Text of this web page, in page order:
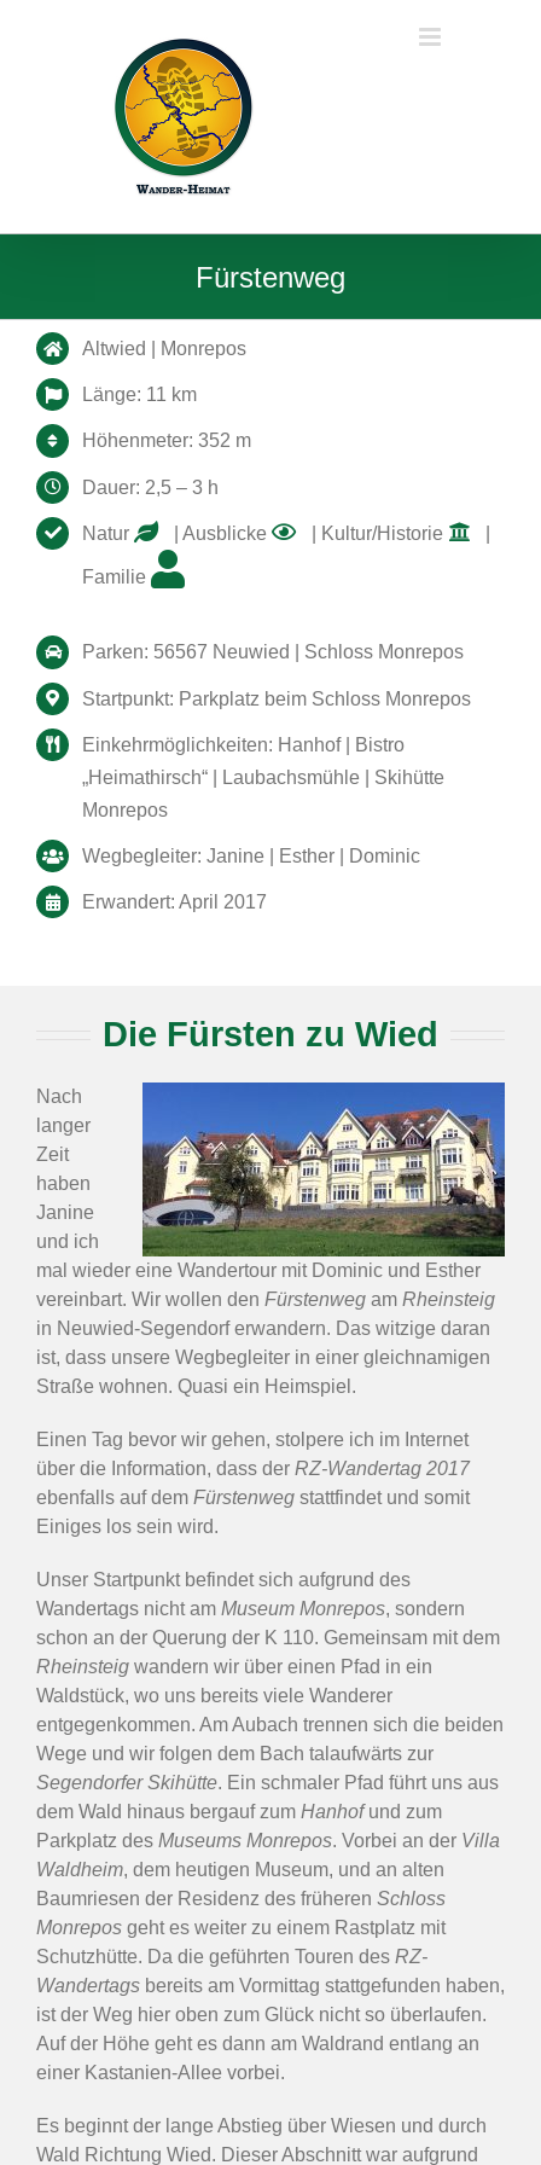
Fürstenweg
Altwied | Monrepos
Länge: 11 km
Höhenmeter: 352 m
Dauer: 2,5 – 3 h
Natur | Ausblicke | Kultur/Historie
Familie
Parken: 56567 Neuwied | Schloss Monrepos
Startpunkt: Parkplatz beim Schloss Monrepos
Einkehrmöglichkeiten: Hanhof | Bistro
„Heimathirsch“ | Laubachsmühle | Skihütte
Monrepos
Wegbegleiter: Janine | Esther | Dominic
Erwandert: April 2017
Die Fürsten zu Wied
Nach
langer
Zeit
haben
Janine
und ich
mal wieder eine Wandertour mit Dominic und Esther
vereinbart. Wir wollen den Fürstenweg am Rheinsteig
in Neuwied-Segendorf erwandern. Das witzige daran
ist, dass unsere Wegbegleiter in einer gleichnamigen
Straße wohnen. Quasi ein Heimspiel.
Einen Tag bevor wir gehen, stolpere ich im Internet
über die Information, dass der RZ-Wandertag 2017
ebenfalls auf dem Fürstenweg stattfindet und somit
Einiges los sein wird.
Unser Startpunkt befindet sich aufgrund des
Wandertags nicht am Museum Monrepos, sondern
schon an der Querung der K 110. Gemeinsam mit dem
Rheinsteig wandern wir über einen Pfad in ein
Waldstück, wo uns bereits viele Wanderer
entgegenkommen. Am Aubach trennen sich die beiden
Wege und wir folgen dem Bach talaufwärts zur
Segendorfer Skihütte. Ein schmaler Pfad führt uns aus
dem Wald hinaus bergauf zum Hanhofund zum
Parkplatz des Museums Monrepos. Vorbei an der Villa
Waldheim, dem heutigen Museum, und an alten
Baumriesen der Residenz des früheren Schloss
Monrepos geht es weiter zu einem Rastplatz mit
Schutzhütte. Da die geführten Touren des RZ-
Wandertags bereits am Vormittag stattgefunden haben,
ist der Weg hier oben zum Glück nicht so überlaufen.
Auf der Höhe geht es dann am Waldrand entlang an
einer Kastanien-Allee vorbei.
Es beginnt der lange Abstieg über Wiesen und durch
Wald Richtung Wied. Dieser Abschnitt war aufgrund